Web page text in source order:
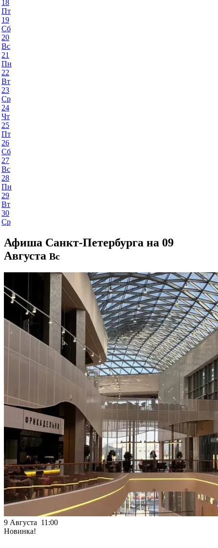
18
Пт
19
Сб
20
Вс
21
Пн
22
Вт
23
Ср
24
Чт
25
Пт
26
Сб
27
Вс
28
Пн
29
Вт
30
Ср
Афиша Санкт-Петербурга на 09
Августа Вс
9 Августа 11:00
Новинка!